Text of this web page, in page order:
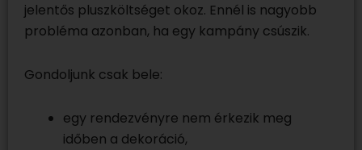
jelentős pluszköltséget okoz. Ennél is nagyobb
probléma azonban, ha egy kampány csúszik.
Gondoljunk csak bele:
egy rendezvényre nem érkezik meg
időben a dekoráció,